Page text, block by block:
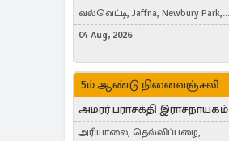
வல்வெட்டி, Jaffna, Newbury Park,
United Kingdom
04 Aug, 2026
5ம் ஆண்டு நினைவஞ்சலி
அமரர் பராசக்தி இராசநாயகம்
அரியாலை, தெல்லிப்பழை,